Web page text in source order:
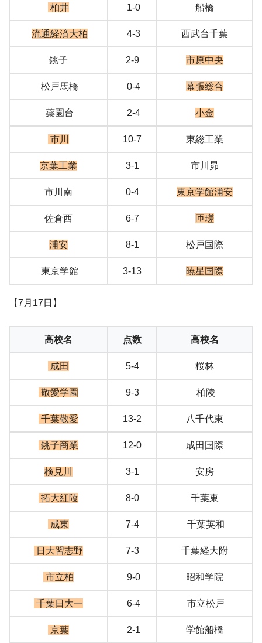
柏井 1-0 船橋
流通経済大柏 4-3 西武台千葉
銚子 2-9 市原中央
松戸馬橋 0-4 幕張総合
薬園台 2-4 小金
市川 10-7 東総工業
京葉工業 3-1 市川昴
市川南 0-4 東京学館浦安
佐倉西 6-7 匝瑳
浦安 8-1 松戸国際
東京学館 3-13 暁星国際
【7月17日】
高校名 点数 高校名
成田 5-4 桜林
敬愛学園 9-3 柏陵
千葉敬愛 13-2 八千代東
銚子商業 12-0 成田国際
検見川 3-1 安房
拓大紅陵 8-0 千葉東
成東 7-4 千葉英和
日大習志野 7-3 千葉経大附
市立柏 9-0 昭和学院
千葉日大一 6-4 市立松戸
京葉 2-1 学館船橋